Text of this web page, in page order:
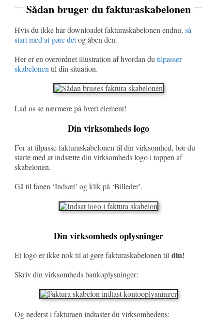
Sådan bruger du fakturaskabelonen
Hvis du ikke har downloadet fakturaskabelonen endnu, så
start med at gøre detog åben den.
Her er en overordnet illustration af hvordan du tilpasser
skabelonen til din situation.
Lad os se nærmere på hvert element!
Din virksomheds logo
For at tilpasse fakturaskabelonen til din virksomhed, bør du
starte med at indsætte din virksomheds logo i toppen af
skabelonen.
Gå til fanen ‘Indsæt’ og klik på ‘Billeder’.
Din virksomheds oplysninger
Et logo er ikke nok til at gøre fakturaskabelonen til din!
Skriv din virksomheds bankoplysninger:
Og nederst i fakturaen indtaster du virksomhedens: